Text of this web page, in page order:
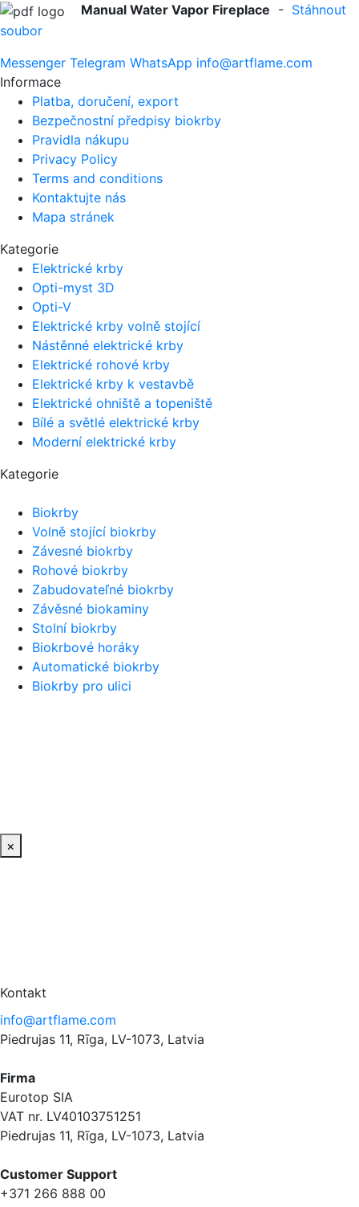
Manual Water Vapor Fireplace - Stáhnout
soubor
Messenger Telegram WhatsApp info@artflame.com
Informace
Platba, doručení, export
Bezpečnostní předpisy biokrby
Pravidla nákupu
Privacy Policy
Terms and conditions
Kontaktujte nás
Mapa stránek
Kategorie
Elektrické krby
Opti-myst 3D
Opti-V
Elektrické krby volně stojící
Nástěnné elektrické krby
Elektrické rohové krby
Elektrické krby k vestavbě
Elektrické ohniště a topeniště
Bílé a světlé elektrické krby
Moderní elektrické krby
Kategorie
Biokrby
Volně stojící biokrby
Závesné biokrby
Rohové biokrby
Zabudovateľné biokrby
Závěsné biokaminy
Stolní biokrby
Biokrbové horáky
Automatické biokrby
Biokrby pro ulici
×
Kontakt
info@artflame.com
Piedrujas 11, Rīga, LV-1073, Latvia
Firma
Eurotop SIA
VAT nr. LV40103751251
Piedrujas 11, Rīga, LV-1073, Latvia
Сustomer Support
+371 266 888 00